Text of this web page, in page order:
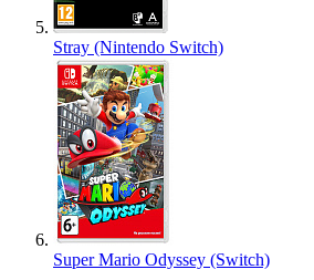
Stray (Nintendo Switch)
Super Mario Odyssey (Switch)